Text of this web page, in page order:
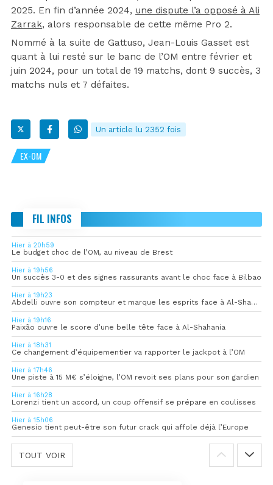
2025. En fin d’année 2024, une dispute l’a opposé à Ali
Zarrak, alors responsable de cette même Pro 2.
Nommé à la suite de Gattuso, Jean-Louis Gasset est
quant à lui resté sur le banc de l’OM entre février et
juin 2024, pour un total de 19 matchs, dont 9 succès, 3
matchs nuls et 7 défaites.
Un article lu 2352 fois
EX-OM
FIL INFOS
Hier à 20h59
Le budget choc de l’OM, au niveau de Brest
Hier à 19h56
Un succès 3-0 et des signes rassurants avant le choc face à Bilbao
Hier à 19h23
Abdelli ouvre son compteur et marque les esprits face à Al-Shahania
Hier à 19h16
Paixão ouvre le score d’une belle tête face à Al-Shahania
Hier à 18h31
Ce changement d’équipementier va rapporter le jackpot à l’OM
Hier à 17h46
Une piste à 15 M€ s’éloigne, l’OM revoit ses plans pour son gardien
Hier à 16h28
Lorenzi tient un accord, un coup offensif se prépare en coulisses
Hier à 15h06
Genesio tient peut-être son futur crack qui affole déjà l’Europe
TOUT VOIR